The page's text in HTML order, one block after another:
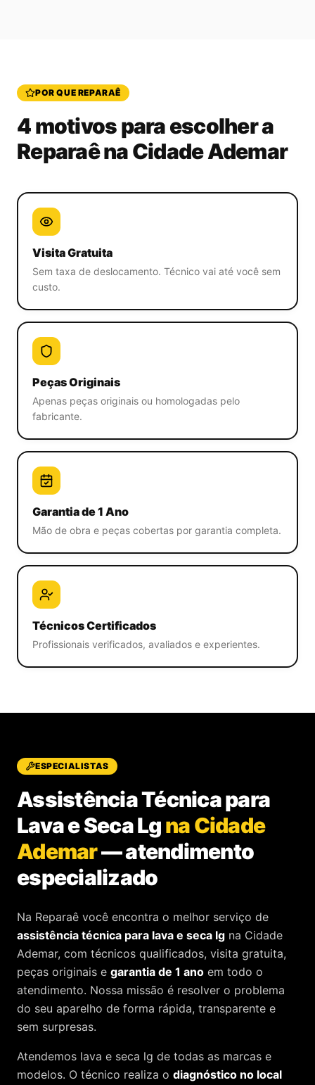
POR QUE REPARAÊ
4 motivos para escolher a
Reparaêna Cidade Ademar
Visita Gratuita
Sem taxa de deslocamento. Técnico vai até você sem
custo.
Peças Originais
Apenas peças originais ou homologadas pelo
fabricante.
Garantia de 1 Ano
Mão de obra e peças cobertas por garantia completa.
Técnicos Certificados
Profissionais verificados, avaliados e experientes.
ESPECIALISTAS
Assistência Técnica para
Lava e Seca Lgna Cidade
Ademar—atendimento
especializado
Na Reparaê você encontra o melhor serviço de
assistência técnica para lava e seca lg na Cidade
Ademar, com técnicos qualificados, visita gratuita,
peças originais e garantia de 1 ano em todo o
atendimento. Nossa missão é resolver o problema
do seu aparelho de forma rápida, transparente e
sem surpresas.
Atendemos lava e seca lg de todas as marcas e
modelos. O técnico realiza o diagnóstico no local